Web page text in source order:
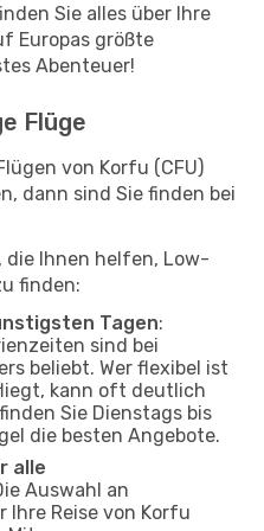
Sie alles über Ihre
Europas größte
Abenteuer!
Flüge
von Korfu (CFU)
dann sind Sie finden bei
die Ihnen helfen, Low-
finden:
Tagen:
sind bei
beliebt. Wer flexibel ist
kann oft deutlich
Sie Dienstags bis
die besten Angebote.
alle
Auswahl an
Reise von Korfu